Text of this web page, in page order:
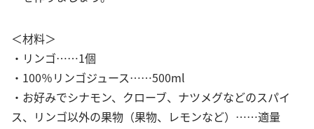
＜材料＞
・リンゴ……1個
・100％リンゴジュース……500ml
・お好みでシナモン、クローブ、ナツメグなどのスパイ
ス、リンゴ以外の果物（果物、レモンなど）……適量